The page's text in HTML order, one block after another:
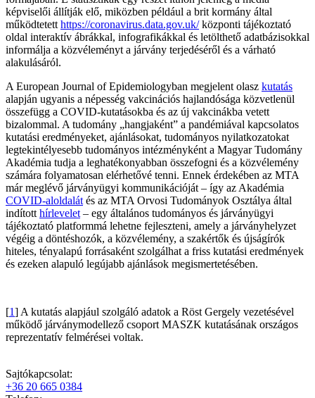
képviselői állítják elő, miközben például a brit kormány által
működtetett https://coronavirus.data.gov.uk/központi tájékoztató
oldal interaktív ábrákkal, infografikákkal és letölthető adatbázisokkal
informálja a közvéleményt a járvány terjedéséről és a várható
alakulásáról.
A European Journal of Epidemiologyban megjelent olasz kutatás
alapján ugyanis a népesség vakcinációs hajlandósága közvetlenül
összefügg a COVID-kutatásokba és az új vakcinákba vetett
bizalommal. A tudomány „hangjaként” a pandémiával kapcsolatos
kutatási eredményeket, ajánlásokat, tudományos nyilatkozatokat
legtekintélyesebb tudományos intézményként a Magyar Tudomány
Akadémia tudja a leghatékonyabban összefogni és a közvélemény
számára folyamatosan elérhetővé tenni. Ennek érdekében az MTA
már meglévő járványügyi kommunikációját – így az Akadémia
COVID-aloldalát és az MTA Orvosi Tudományok Osztálya által
indított hírlevelet – egy általános tudományos és járványügyi
tájékoztató platformmá lehetne fejleszteni, amely a járványhelyzet
végéig a döntéshozók, a közvélemény, a szakértők és újságírók
hiteles, tényalapú forrásaként szolgálhat a friss kutatási eredmények
és ezeken alapuló legújabb ajánlások megismertetésében.
[1] A kutatás alapjául szolgáló adatok a Röst Gergely vezetésével
működő járványmodellező csoport MASZK kutatásának országos
reprezentatív felmérései voltak.
Sajtókapcsolat:
+36 20 665 0384